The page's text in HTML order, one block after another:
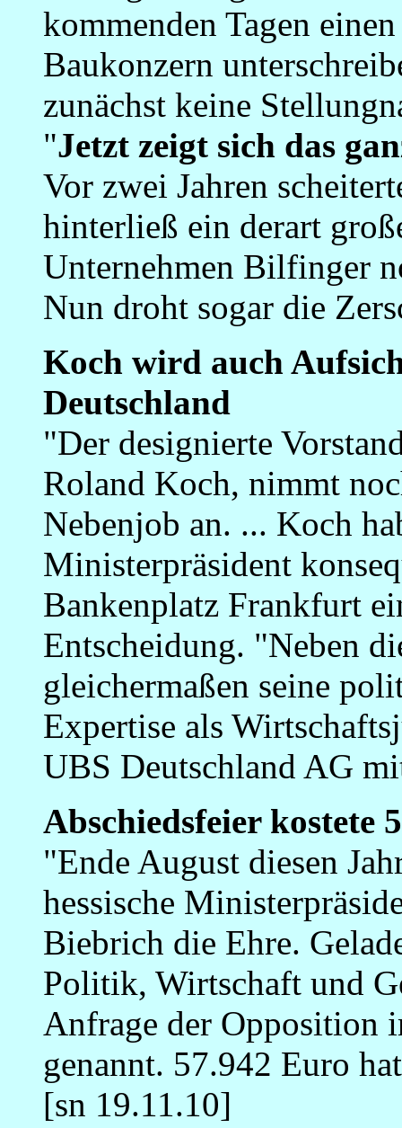
kommenden Tagen
Baukonzern
zunächst keine
"Jetzt zeigt sich das
Vor zwei Jahren
hinterließ ein derart
Unternehmen Bilfinger
Nun droht sogar die
Koch wird auch
Deutschland
"Der designierte
Roland Koch, nimmt
Nebenjob an. ... Koch
Ministerpräsident
Bankenplatz Frankfurt
Entscheidung. "Neben
gleichermaßen seine
Expertise als
UBS Deutschland AG
Abschiedsfeier kostete
"Ende August diesen
hessische
Biebrich die Ehre.
Politik, Wirtschaft und
Anfrage der Opposition
genannt. 57.942 Euro
[sn 19.11.10]